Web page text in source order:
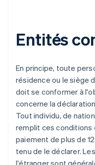
Entités
En principe, toute
résidence ou le siège
doit se conformer à
concerne la
Tout individu, de
remplit ces conditions
paiement de plus de
tenu de le déclarer.